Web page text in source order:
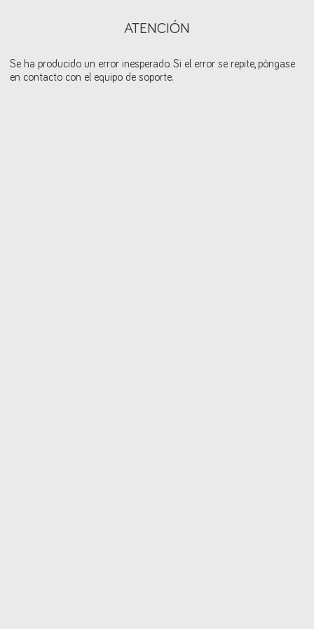
ATENCIÓN
Se ha producido un error inesperado. Si el error se repite, póngase
en contacto con el equipo de soporte.